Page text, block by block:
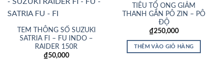
TEM THÔNG SỐ SUZUKI
SATRIA FI – FU INDO –
RAIDER 150R
₫50,000
TIÊU TỔ ONG GIẢM
THANH GẮN PÔ ZIN – PÔ
ĐỘ
₫250,000
THÊM VÀO GIỎ HÀNG